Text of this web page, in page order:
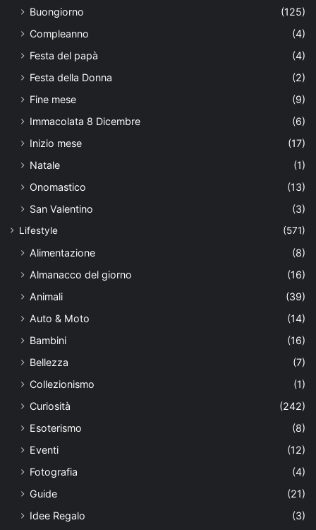
Buongiorno
(125)
Compleanno
(4)
Festa del papà
(4)
Festa della Donna
(2)
Fine mese
(9)
Immacolata 8 Dicembre
(6)
Inizio mese
(17)
Natale
(1)
Onomastico
(13)
San Valentino
(3)
Lifestyle (571)
Alimentazione
(8)
Almanacco del giorno
(16)
Animali
(39)
Auto & Moto
(14)
Bambini
(16)
Bellezza
(7)
Collezionismo
(1)
Curiosità
(242)
Esoterismo
(8)
Eventi
(12)
Fotografia
(4)
Guide
(21)
Idee Regalo
(3)